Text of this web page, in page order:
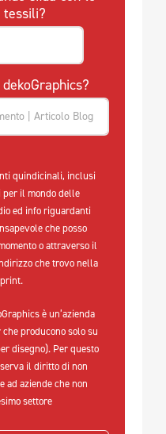
tessili?
quindicinali, inclusi
il mondo delle
ed info riguardanti
che posso
o attraverso il
che trovo nella
è un’azienda
producono solo su
disegno). Per questo
il diritto di non
ad aziende che non
settore